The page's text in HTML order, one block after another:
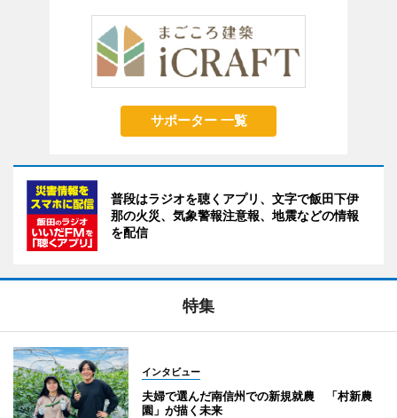
サポーター 一覧
普段はラジオを聴くアプリ、文字で飯田下伊
那の火災、気象警報注意報、地震などの情報
を配信
特集
インタビュー
夫婦で選んだ南信州での新規就農 「村新農
園」が描く未来